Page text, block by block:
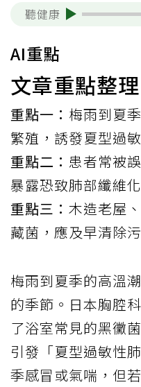
聽健康
AI重點
文章重點整理
重點一： 梅雨到夏
繁殖，誘發夏型過
重點二： 患者常被
暴露恐致肺部纖維
重點三： 木造老屋
藏菌，應及早清除
梅雨到夏季的高溫
的季節。日本胸腔
了浴室常見的黑黴
引發「夏型過敏性
季感冒或氣喘，但